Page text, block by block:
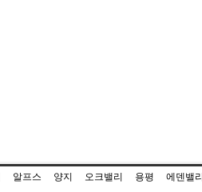
알프스 양지 오크밸리 용평 에덴밸리